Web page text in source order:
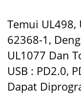
Temui UL498,
62368-1,
UL1077 Dan
USB : PD2.0,
Dapat